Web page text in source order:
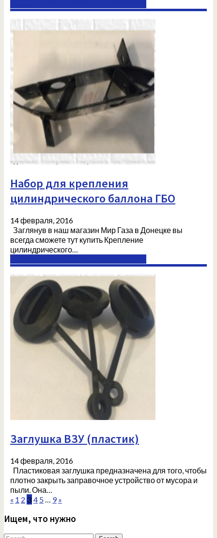
Набор для крепления
цилиндрического баллона ГБО
14 февраля, 2016
Заглянув в наш магазин Мир Газа в Донецке вы
всегда сможете тут купить Крепление
цилиндрического…
Заглушка ВЗУ (пластик)
14 февраля, 2016
Пластиковая заглушка предназначена для того, чтобы
плотно закрыть заправочное устройство от мусора и
пыли. Она…
« 1 2 3 4 5… 9 »
Ищем, что нужно